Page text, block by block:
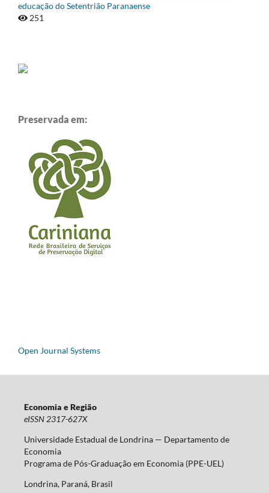
educação do Setentrião Paranaense
251
Preservada em:
Open Journal Systems
Economia e Região
eISSN 2317-627X
Universidade Estadual de Londrina — Departamento de
Economia
Programa de Pós-Graduação em Economia (PPE-UEL)
Londrina, Paraná, Brasil